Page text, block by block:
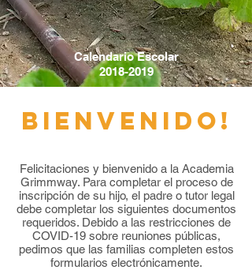
Calendario Escolar
2018-2019
BIENVENIDO!
Felicitaciones y bienvenido a la Academia
Grimmway. Para completar el proceso de
inscripción de su hijo, el padre o tutor legal
debe completar los siguientes documentos
requeridos. Debido a las restricciones de
COVID-19 sobre reuniones públicas,
pedimos que las familias completen estos
formularios electrónicamente.